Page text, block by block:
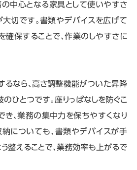
の中心となる家具として使いやすさ
大切です。書類やデバイスを広げて
確保することで、作業のしやすさに
るなら、高さ調整機能がついた昇降
ひとつです。座りっぱなしを防ぐこ
き、業務の集中力を保ちやすくなり
納についても、書類やデバイスが手
整えることで、業務効率も上がるで